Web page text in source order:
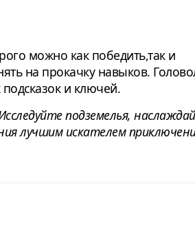
можно как победить,так и
на прокачку навыков.
подсказок и ключей.
подземелья,
лучшим искателем